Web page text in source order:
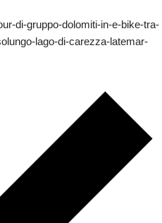
di-gruppo-dolomiti-in-e-bike-tra-
lago-di-carezza-latemar-